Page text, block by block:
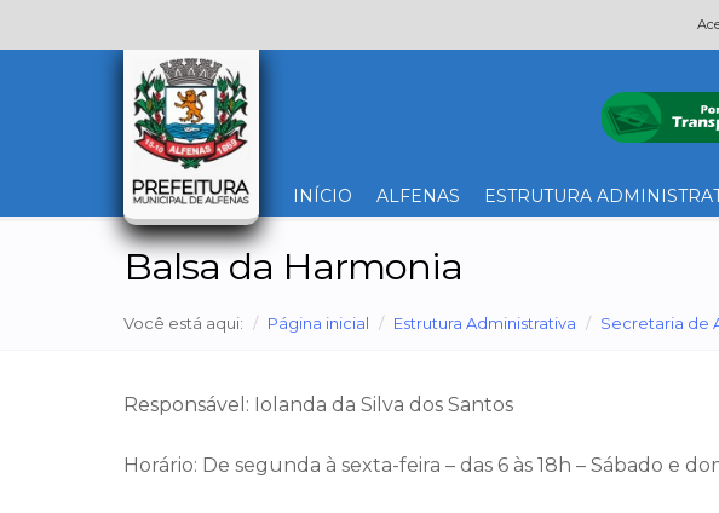
INÍCIO ALFENAS ESTRUTURA
Balsa da Harmonia
Você está aqui: Página inicial Estrutura Administrativa Secretaria de
Responsável: Iolanda da Silva dos Santos
Horário: De segunda à sexta-feira – das 6 às 18h – Sábado e